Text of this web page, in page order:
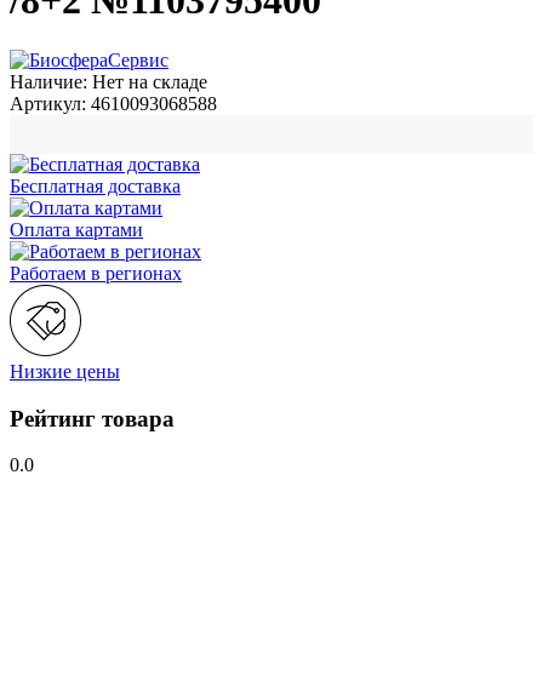
Наличие: Нет на складе
Артикул: 4610093068588
Бесплатная доставка
Оплата картами
Работаем в регионах
Низкие цены
Рейтинг товара
0.0